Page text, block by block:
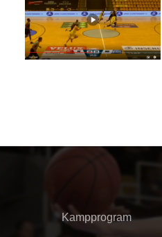
Kampprogram